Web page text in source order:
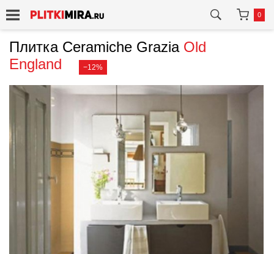
0
Плитка Ceramiche Grazia Old
England
−12%